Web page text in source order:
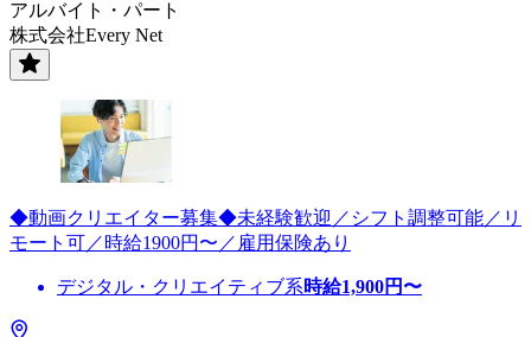
アルバイト・パート
株式会社Every Net
◆動画クリエイター募集◆未経験歓迎／シフト調整可能／リ
モート可／時給1900円〜／雇用保険あり
デジタル・クリエイティブ系時給1,900円〜